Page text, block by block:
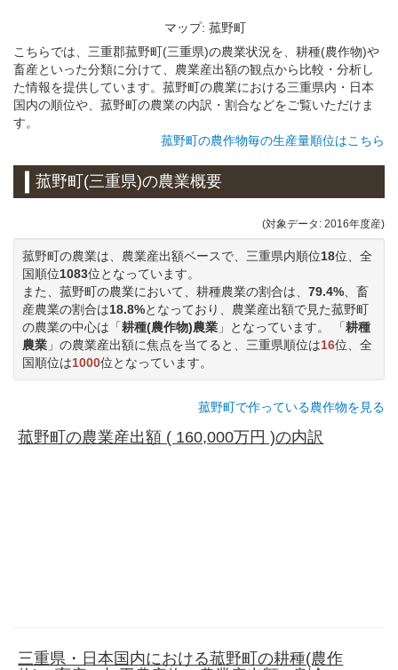
マップ: 菰野町
こちらでは、三重郡菰野町(三重県)の農業状況を、耕種(農作物)や
畜産といった分類に分けて、農業産出額の観点から比較・分析し
た情報を提供しています。菰野町の農業における三重県内・日本
国内の順位や、菰野町の農業の内訳・割合などをご覧いただけま
す。
菰野町の農作物毎の生産量順位はこちら
菰野町(三重県)の農業概要
(対象データ: 2016年度産)
菰野町の農業は、農業産出額ベースで、三重県内順位18位、全
国順位1083位となっています。
また、菰野町の農業において、耕種農業の割合は、 79.4% 、畜
産農業の割合は18.8%となっており、農業産出額で見た菰野町
の農業の中心は「耕種(農作物)農業 」となっています。 「耕種
農業 」の農業産出額に焦点を当てると、三重県順位は16位、全
国順位は1000位となっています。
菰野町で作っている農作物を見る
菰野町の農業産出額 ( 160,000万円 )の内訳
三重県・日本国内における菰野町の耕種(農作